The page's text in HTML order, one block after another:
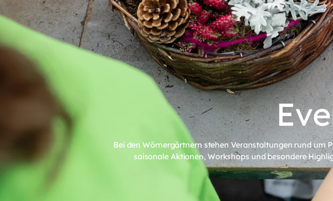
Bei den Wörnergärtnern stehen Veranstaltungen rund um
saisonale Aktionen, Workshops und besondere